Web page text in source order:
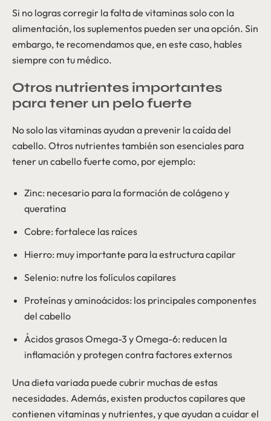
Si no logras corregir la falta de vitaminas solo con la
alimentación, los suplementos pueden ser una opción. Sin
embargo, te recomendamos que, en este caso, hables
siempre con tu médico.
Otros nutrientes importantes
para tener un pelo fuerte
No solo las vitaminas ayudan a prevenir la caída del
cabello. Otros nutrientes también son esenciales para
tener un cabello fuerte como, por ejemplo:
Zinc: necesario para la formación de colágeno y
queratina
Cobre: fortalece las raíces
Hierro: muy importante para la estructura capilar
Selenio: nutre los folículos capilares
Proteínas y aminoácidos: los principales componentes
del cabello
Ácidos grasos Omega-3 y Omega-6: reducen la
inflamación y protegen contra factores externos
Una dieta variada puede cubrir muchas de estas
necesidades. Además, existen productos capilares que
contienen vitaminas y nutrientes, y que ayudan a cuidar el